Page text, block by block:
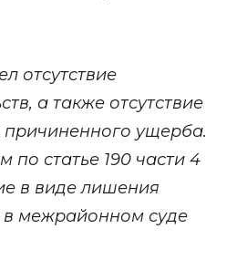
отсутствие
а также отсутствие
ущерба.
статье 190 части 4
в виде лишения
в межрайонном суде